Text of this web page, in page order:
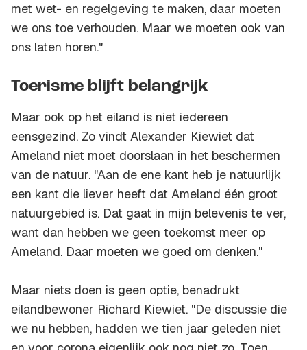
met wet- en regelgeving te maken, daar moeten
we ons toe verhouden. Maar we moeten ook van
ons laten horen."
Toerisme blijft belangrijk
Maar ook op het eiland is niet iedereen
eensgezind. Zo vindt Alexander Kiewiet dat
Ameland niet moet doorslaan in het beschermen
van de natuur. "Aan de ene kant heb je natuurlijk
een kant die liever heeft dat Ameland één groot
natuurgebied is. Dat gaat in mijn belevenis te ver,
want dan hebben we geen toekomst meer op
Ameland. Daar moeten we goed om denken."
Maar niets doen is geen optie, benadrukt
eilandbewoner Richard Kiewiet. "De discussie die
we nu hebben, hadden we tien jaar geleden niet